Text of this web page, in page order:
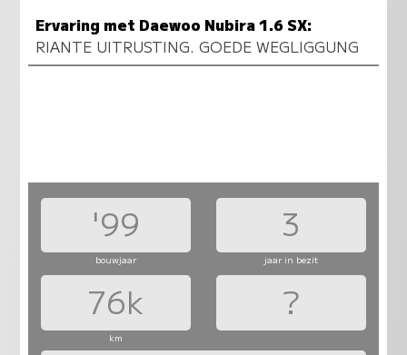
Ervaring met Daewoo Nubira 1.6 SX:
RIANTE UITRUSTING. GOEDE WEGLIGGUNG
'99 3
bouwjaar jaar in bezit
76k ?
km